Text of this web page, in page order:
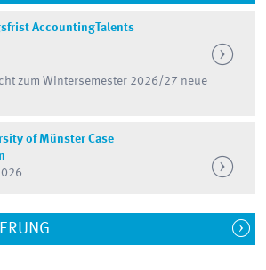
AccountingTalents
zum Wintersemester 2026/27 neue
of Münster Case